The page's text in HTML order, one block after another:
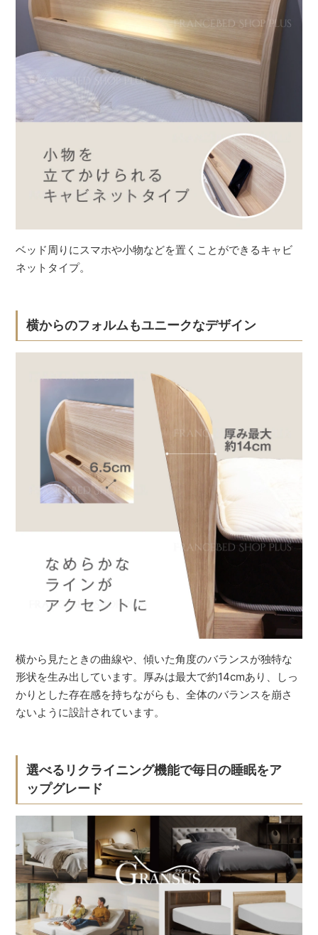
ベッド周りにスマホや小物などを置くことができるキャビ
ネットタイプ。
横からのフォルムもユニークなデザイン
横から見たときの曲線や、傾いた角度のバランスが独特な
形状を生み出しています。厚みは最大で約14cmあり、しっ
かりとした存在感を持ちながらも、全体のバランスを崩さ
ないように設計されています。
選べるリクライニング機能で毎日の睡眠をア
ップグレード